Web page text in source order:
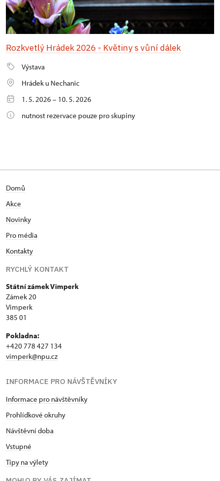
Rozkvetlý Hrádek 2026 - Květiny s vůní dálek
Výstava
Hrádek u Nechanic
1. 5. 2026 – 10. 5. 2026
nutnost rezervace pouze pro skupiny
Domů
Akce
Novinky
Pro média
Kontakty
RYCHLÝ KONTAKT
Státní zámek Vimperk
Zámek 20
Vimperk
385 01
Pokladna:
+420 778 427 134
vimperk@npu.cz
INFORMACE PRO NÁVŠTĚVNÍKY
Informace pro návštěvníky
Prohlídkové okruhy
Návštěvní doba
Vstupné
Tipy na výlety